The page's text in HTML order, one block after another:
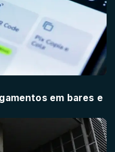
em bares e